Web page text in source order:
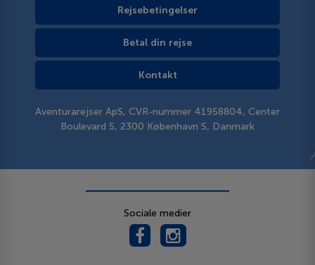
Rejsebetingelser
Betal din rejse
Kontakt
Aventurarejser ApS, CVR-nummer 41958804, Center
Boulevard 5, 2300 København S, Danmark
Sociale medier